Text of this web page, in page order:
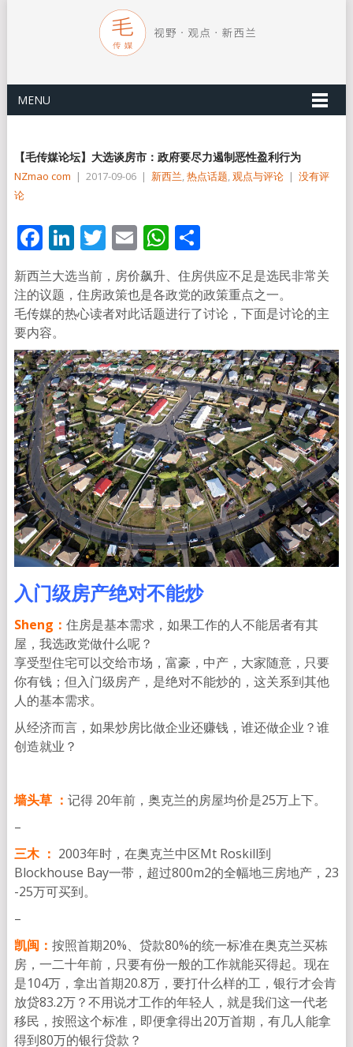
MENU
【毛传媒论坛】大选谈房市：政府要尽力遏制恶性盈利行为
NZmao com | 2017-09-06 | 新西兰,热点话题,观点与评论 | 没有评
论
Facebook
LinkedIn
Twitter
EmailWhatsApp
分
享
新西兰大选当前，房价飙升、住房供应不足是选民非常关
注的议题，住房政策也是各政党的政策重点之一。
毛传媒的热心读者对此话题进行了讨论，下面是讨论的主
要内容。
入门级房产绝对不能炒
Sheng： 住房是基本需求，如果工作的人不能居者有其
屋，我选政党做什么呢？
享受型住宅可以交给市场，富豪，中产，大家随意，只要
你有钱；但入门级房产，是绝对不能炒的，这关系到其他
人的基本需求。
从经济而言，如果炒房比做企业还赚钱，谁还做企业？谁
创造就业？
墙头草 ： 记得 20年前，奥克兰的房屋均价是25万上下。
–
三木 ： 2003年时，在奥克兰中区Mt Roskill到
Blockhouse Bay一带，超过800m2的全幅地三房地产，23
-25万可买到。
–
凯闽： 按照首期20%、贷款80%的统一标准在奥克兰买栋
房，一二十年前，只要有份一般的工作就能买得起。现在
是104万，拿出首期20.8万，要打什么样的工，银行才会肯
放贷83.2万？不用说才工作的年轻人，就是我们这一代老
移民，按照这个标准，即便拿得出20万首期，有几人能拿
得到80万的银行贷款？